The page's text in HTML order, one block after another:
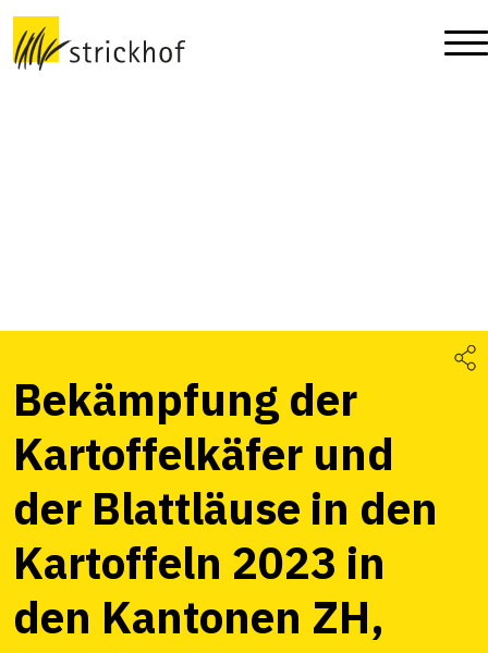
Bekämpfung der
Kartoffelkäfer und
der Blattläuse in den
Kartoffeln 2023 in
den Kantonen ZH,